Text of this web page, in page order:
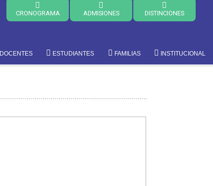
CRONOGRAMA ADMISIONES DISTINCIONES
DOCENTES ESTUDIANTES FAMILIAS INSTITUCIONAL